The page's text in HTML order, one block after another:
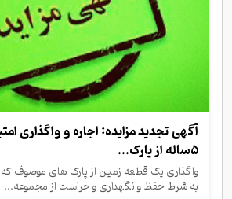
آگهی تجدید مزایده: اجاره و واگذاری
۵ساله از پارک...
واگذاری یک قطعه زمین از پارک های موصوف که
به شرط حفظ و نگهداری و حراست از مجموعه...